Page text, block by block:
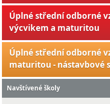
Úplné střední odborné
výcvikem a maturitou
Úplné střední odborné
maturitou - nástavbové
Navštívené školy